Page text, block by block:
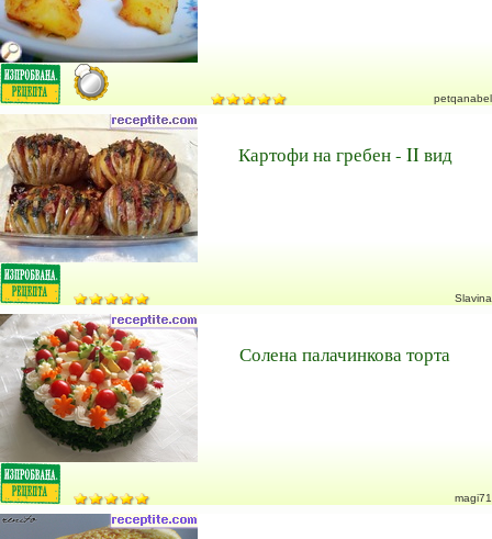
petqanabel
Картофи на гребен - II вид
Slavina
Солена палачинкова торта
magi71